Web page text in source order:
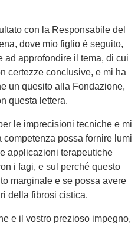
con la Responsabile del
dove mio figlio è seguito,
approfondire il tema, di cui
certezze conclusive, e mi ha
un quesito alla Fondazione,
questa lettera.
le imprecisioni tecniche e mi
possa fornire lumi
applicazioni terapeutiche
i fagi, e sul perché questo
marginale e se possa avere
della fibrosi cistica.
e il vostro prezioso impegno,